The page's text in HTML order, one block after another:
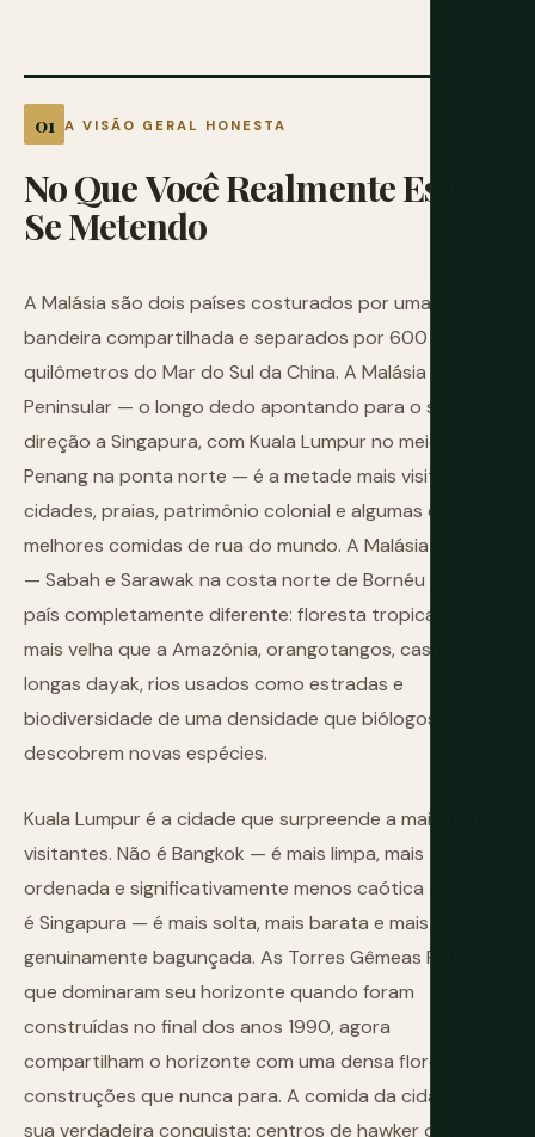
A VISÃO GERAL HONESTA
NoQueVocêRealmenteEstá
SeMetendo
A Malásia são dois países costurados por uma
bandeira compartilhada e separados por 600
quilômetros do Mar do Sul da China. A Malásia
Peninsular — o longo dedo apontando para o sul em
direção a Singapura, com Kuala Lumpur no meio e
Penang na ponta norte — é a metade mais visitada:
cidades, praias, patrimônio colonial e algumas das
melhores comidas de rua do mundo. A Malásia Oriental
— Sabah e Sarawak na costa norte de Bornéu — é um
país completamente diferente: floresta tropical antiga
mais velha que a Amazônia, orangotangos, casas
longas dayak, rios usados como estradas e
biodiversidade de uma densidade que biólogos ainda
descobrem novas espécies.
Kuala Lumpur é a cidade que surpreende a maioria dos
visitantes. Não é Bangkok — é mais limpa, mais
ordenada e significativamente menos caótica — e não
é Singapura — é mais solta, mais barata e mais
genuinamente bagunçada. As Torres Gêmeas Petronas,
que dominaram seu horizonte quando foram
construídas no final dos anos 1990, agora
compartilham o horizonte com uma densa floresta de
construções que nunca para. A comida da cidade é
sua verdadeira conquista: centros de hawker onde uma